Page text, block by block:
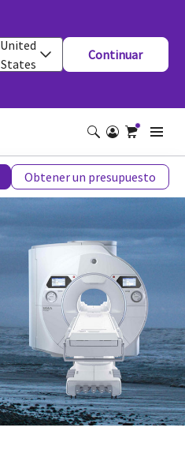
United
States
Continuar
Obtener un presupuesto